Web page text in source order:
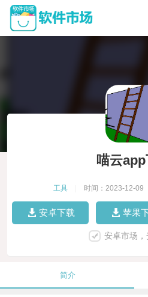
喵云
工具 时间：2023-12-09
安卓下载 苹果
安卓市场
简介